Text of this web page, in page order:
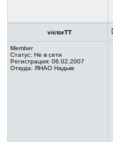
victorTT
Member
Статус: Не в сети
Регистрация: 06.02.2007
Откуда: ЯНАО Надым